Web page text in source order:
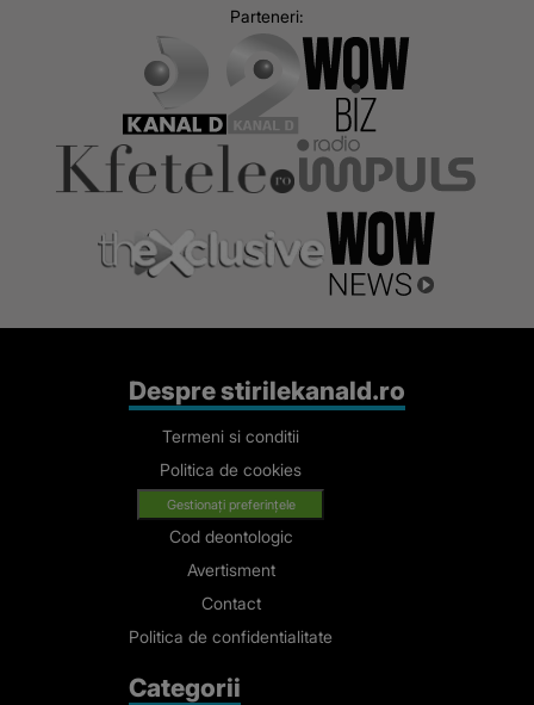
Parteneri:
Despre stirilekanald.ro
Termeni si conditii
Politica de cookies
Gestionați preferințele
Cod deontologic
Avertisment
Contact
Politica de confidentialitate
Categorii